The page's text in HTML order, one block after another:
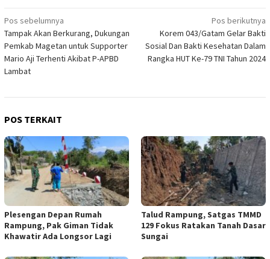
Navigasi
pos
Pos sebelumnya
Tampak Akan Berkurang, Dukungan
Pemkab Magetan untuk Supporter
Mario Aji Terhenti Akibat P-APBD
Lambat
Pos berikutnya
Korem 043/Gatam Gelar Bakti
Sosial Dan Bakti Kesehatan Dalam
Rangka HUT Ke-79 TNI Tahun 2024
POS TERKAIT
Plesengan Depan Rumah
Rampung, Pak Giman Tidak
Khawatir Ada Longsor Lagi
Talud Rampung, Satgas TMMD
129 Fokus Ratakan Tanah Dasar
Sungai